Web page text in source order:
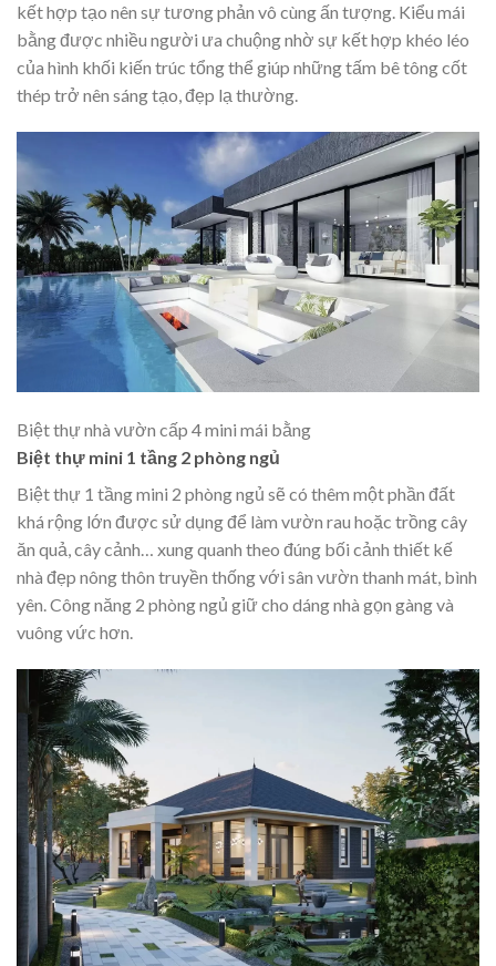
kết hợp tạo nên sự tương phản vô cùng ấn tượng. Kiểu mái
bằng được nhiều người ưa chuộng nhờ sự kết hợp khéo léo
của hình khối kiến trúc tổng thể giúp những tấm bê tông cốt
thép trở nên sáng tạo, đẹp lạ thường.
Biệt thự nhà vườn cấp 4 mini mái bằng
Biệt thự mini 1 tầng 2 phòng ngủ
Biệt thự 1 tầngmini 2 phòng ngủ sẽ có thêm một phần đất
khá rộng lớn được sử dụng để làm vườn rau hoặc trồng cây
ăn quả, cây cảnh… xung quanh theo đúng bối cảnh thiết kế
nhà đẹp nông thôn truyền thống với sân vườn thanh mát, bình
yên. Công năng 2 phòng ngủ giữ cho dáng nhà gọn gàng và
vuông vức hơn.